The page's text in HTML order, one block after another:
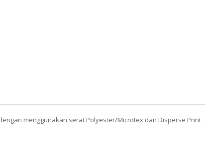
menggunakan serat Polyester/Microtex dan Disperse Print